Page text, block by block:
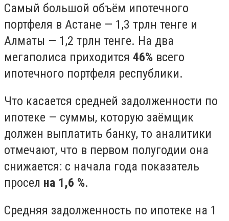
Самый большой объём ипотечного
портфеля в Астане — 1,3 трлн тенге и
Алматы — 1,2 трлн тенге. На два
мегаполиса приходится 46% всего
ипотечного портфеля республики.
Что касается средней задолженности по
ипотеке — суммы, которую заёмщик
должен выплатить банку, то аналитики
отмечают, что в первом полугодии она
снижается: с начала года показатель
просел на 1,6 %.
Средняя задолженность по ипотеке на 1